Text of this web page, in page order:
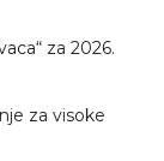
za 2026.
za visoke